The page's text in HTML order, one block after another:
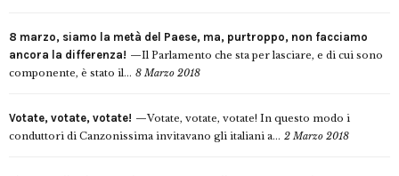
8 marzo, siamo la metà del Paese, ma, purtroppo, non facciamo
ancora la differenza!
Il Parlamento che sta per lasciare, e di cui sono
componente, è stato il... 8 Marzo 2018
Votate, votate, votate!
Votate, votate, votate! In questo modo i
conduttori di Canzonissima invitavano gli italiani a... 2 Marzo 2018